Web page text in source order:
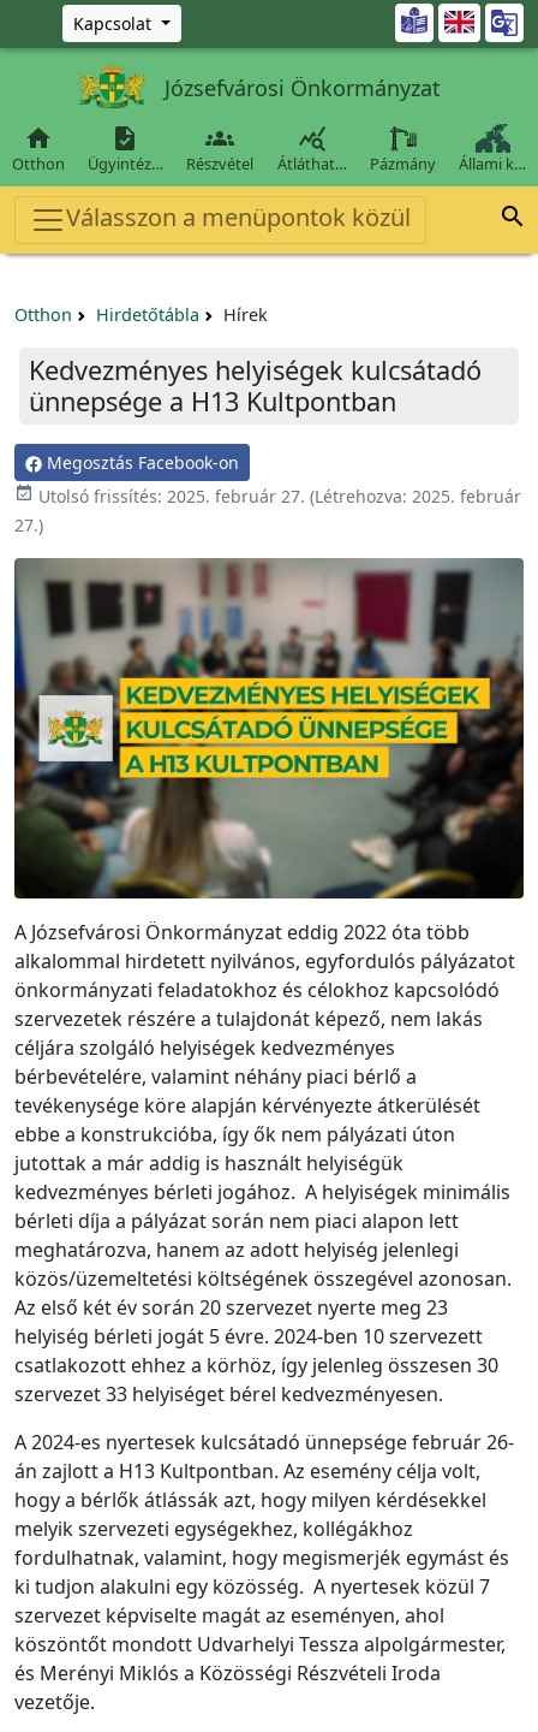
Ugrás a fő tartalomra
Kapcsolat 
Józsefvárosi Önkormányzat

Otthon

Ügyintéz…

Részvétel

Átláthat… Pázmány Állami k…
Válasszon a menüpontok közül 
Otthon Hirdetőtábla Hírek
Kedvezményes helyiségek kulcsátadó
ünnepsége a H13 Kultpontban
Megosztás Facebook-on
 Utolsó frissítés: 2025. február 27. (Létrehozva: 2025. február
27.)
A Józsefvárosi Önkormányzat eddig 2022 óta több
alkalommal hirdetett nyilvános, egyfordulós pályázatot
önkormányzati feladatokhoz és célokhoz kapcsolódó
szervezetek részére a tulajdonát képező, nem lakás
céljára szolgáló helyiségek kedvezményes
bérbevételére, valamint néhány piaci bérlő a
tevékenysége köre alapján kérvényezte átkerülését
ebbe a konstrukcióba, így ők nem pályázati úton
jutottak a már addig is használt helyiségük
kedvezményes bérleti jogához. A helyiségek minimális
bérleti díja a pályázat során nem piaci alapon lett
meghatározva, hanem az adott helyiség jelenlegi
közös/üzemeltetési költségének összegével azonosan.
Az első két év során 20 szervezet nyerte meg 23
helyiség bérleti jogát 5 évre. 2024-ben 10 szervezett
csatlakozott ehhez a körhöz, így jelenleg összesen 30
szervezet 33 helyiséget bérel kedvezményesen.
A 2024-es nyertesek kulcsátadó ünnepsége február 26-
án zajlott a H13 Kultpontban. Az esemény célja volt,
hogy a bérlők átlássák azt, hogy milyen kérdésekkel
melyik szervezeti egységekhez, kollégákhoz
fordulhatnak, valamint, hogy megismerjék egymást és
ki tudjon alakulni egy közösség. A nyertesek közül 7
szervezet képviselte magát az eseményen, ahol
köszöntőt mondott Udvarhelyi Tessza alpolgármester,
és Merényi Miklós a Közösségi Részvételi Iroda
vezetője.